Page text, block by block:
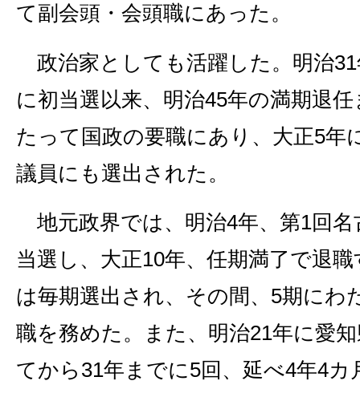
て副会頭・会頭職にあった。
政治家としても活躍した。明治
に初当選以来、明治45年の満期退
たって国政の要職にあり、大正5年
議員にも選出された。
地元政界では、明治4年、第1回名
当選し、大正10年、任期満了で退
は毎期選出され、その間、5期にわ
職を務めた。また、明治21年に愛
てから31年までに5回、延べ4年4カ